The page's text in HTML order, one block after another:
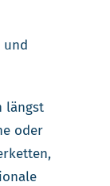
und
längst
oder